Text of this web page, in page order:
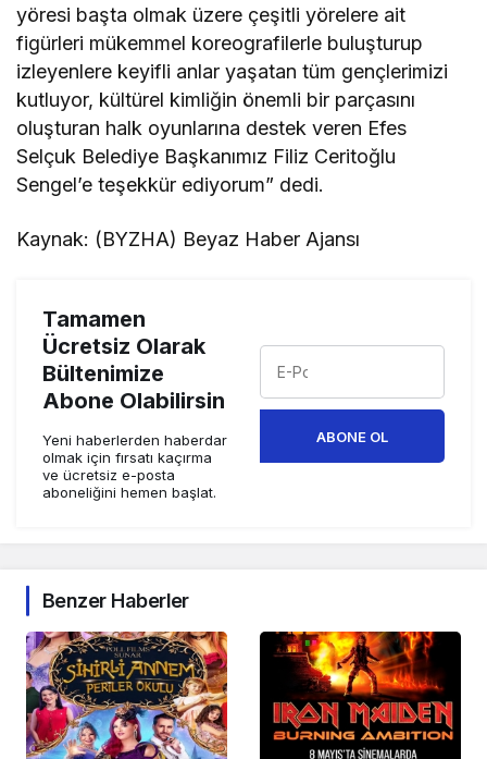
yöresi başta olmak üzere çeşitli yörelere ait
figürleri mükemmel koreografilerle buluşturup
izleyenlere keyifli anlar yaşatan tüm gençlerimizi
kutluyor, kültürel kimliğin önemli bir parçasını
oluşturan halk oyunlarına destek veren Efes
Selçuk Belediye Başkanımız Filiz Ceritoğlu
Sengel’e teşekkür ediyorum” dedi.
Kaynak: (BYZHA) Beyaz Haber Ajansı
Tamamen
Ücretsiz Olarak
Bültenimize
Abone Olabilirsin
Yeni haberlerden haberdar
olmak için fırsatı kaçırma
ve ücretsiz e-posta
aboneliğini hemen başlat.
ABONE OL
Benzer Haberler